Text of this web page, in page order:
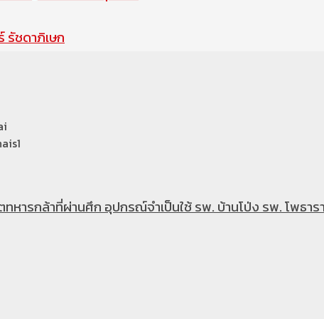
รัชดาภิเษก
รกล้าที่ผ่านศึก อุปกรณ์จำเป็นใช้ รพ. บ้านโป่ง รพ. โพธารา